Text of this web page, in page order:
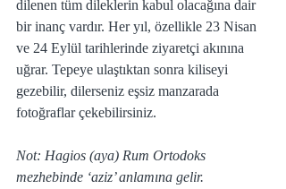
dilenen tüm dileklerin kabul olacağına dair
bir inanç vardır. Her yıl, özellikle 23 Nisan
ve 24 Eylül tarihlerinde ziyaretçi akınına
uğrar. Tepeye ulaştıktan sonra kiliseyi
gezebilir, dilerseniz eşsiz manzarada
fotoğraflar çekebilirsiniz.
Not: Hagios (aya) Rum Ortodoks
mezhebinde ‘aziz’ anlamına gelir.